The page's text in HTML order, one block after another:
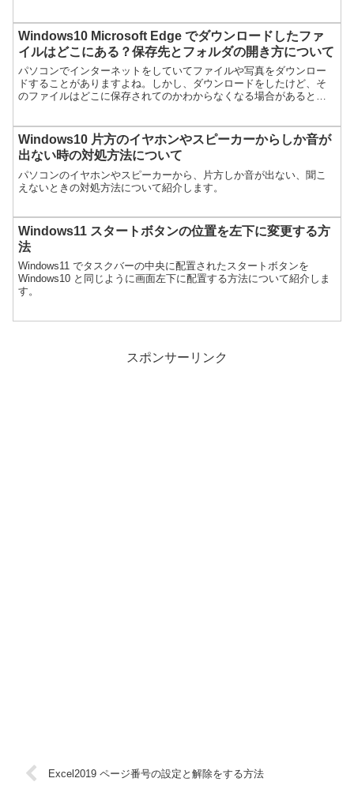
Windows10 Microsoft Edge でダウンロードしたファ
イルはどこにある？保存先とフォルダの開き方について
パソコンでインターネットをしていてファイルや写真をダウンロー
ドすることがありますよね。しかし、ダウンロードをしたけど、そ
のファイルはどこに保存されてのかわからなくなる場合があると思
Windows10 片方のイヤホンやスピーカーからしか音が
出ない時の対処方法について
パソコンのイヤホンやスピーカーから、片方しか音が出ない、聞こ
えないときの対処方法について紹介します。
Windows11 スタートボタンの位置を左下に変更する方
法
Windows11 でタスクバーの中央に配置されたスタートボタンを
Windows10 と同じように画面左下に配置する方法について紹介しま
す。
スポンサーリンク
Excel2019 ページ番号の設定と解除をする方法